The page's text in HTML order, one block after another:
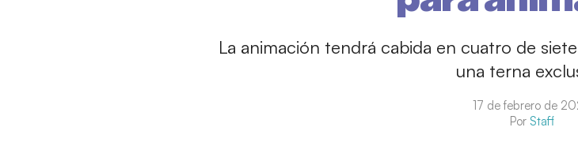
La animación tendrá cabida en cuatro de
una terna
17 de febrero de
Por Staff